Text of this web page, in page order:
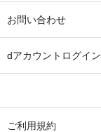
お問い合わせ
dアカウントログイン
ご利用規約